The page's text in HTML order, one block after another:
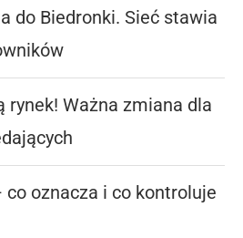
do Biedronki. Sieć stawia
rynek! Ważna zmiana dla
co oznacza i co kontroluje